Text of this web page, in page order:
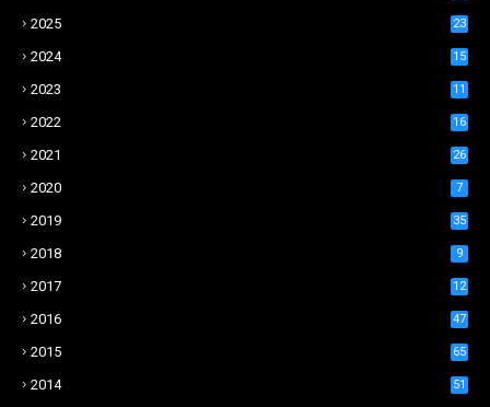
2025 23
2024 15
2023 11
2022 16
2021 26
2020 7
2019 35
2018 9
2017 12
2016 47
2015 65
2014 51